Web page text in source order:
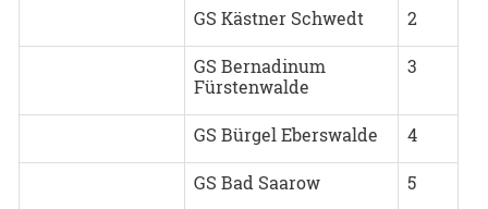
GS Kästner Schwedt 2
GS Bernadinum
Fürstenwalde
3
GS Bürgel Eberswalde 4
GS Bad Saarow 5